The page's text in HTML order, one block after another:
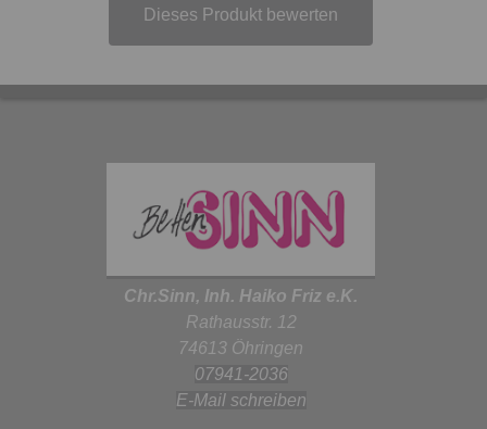
Dieses Produkt bewerten
Chr.Sinn, Inh. Haiko Friz e.K.
Rathausstr. 12
74613 Öhringen
07941-2036
E-Mail schreiben